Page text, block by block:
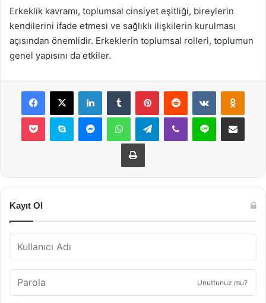
Erkeklik kavramı, toplumsal cinsiyet eşitliği, bireylerin
kendilerini ifade etmesi ve sağlıklı ilişkilerin kurulması
açısından önemlidir. Erkeklerin toplumsal rolleri, toplumun
genel yapısını da etkiler.
Facebook
X LinkedInTumblr PinterestReddit VKontakte
Pocket Skype MessengerWhatsAppTelegramViber Line E-Posta ile
Yazdır
Kayıt Ol
Unuttunuz mu?